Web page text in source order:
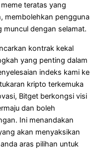
teratas yang
membolehkan pengguna
muncul dengan selamat.
kontrak kekal
yang penting dalam
indeks kami ke
kripto terkemuka
Bitget berkongsi visi
dan boleh
Ini menandakan
akan menyaksikan
aras pilihan untuk